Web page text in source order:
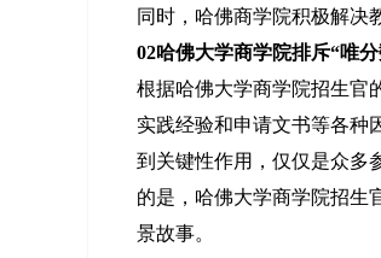
同时，哈佛商学院积极解决
02哈佛大学商学院排斥“唯
根据哈佛大学商学院招生官
实践经验和申请文书等各种
到关键性作用，仅仅是众多
的是，哈佛大学商学院招生
景故事。